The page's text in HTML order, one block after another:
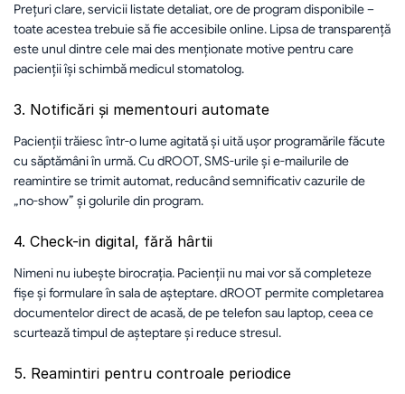
Prețuri clare, servicii listate detaliat, ore de program disponibile –
toate acestea trebuie să fie accesibile online. Lipsa de transparență
este unul dintre cele mai des menționate motive pentru care
pacienții își schimbă medicul stomatolog.
3. Notificări și mementouri automate
Pacienții trăiesc într-o lume agitată și uită ușor programările făcute
cu săptămâni în urmă. Cu dROOT, SMS-urile și e-mailurile de
reamintire se trimit automat, reducând semnificativ cazurile de
„no-show” și golurile din program.
4. Check-in digital, fără hârtii
Nimeni nu iubește birocrația. Pacienții nu mai vor să completeze
fișe și formulare în sala de așteptare. dROOT permite completarea
documentelor direct de acasă, de pe telefon sau laptop, ceea ce
scurtează timpul de așteptare și reduce stresul.
5. Reamintiri pentru controale periodice